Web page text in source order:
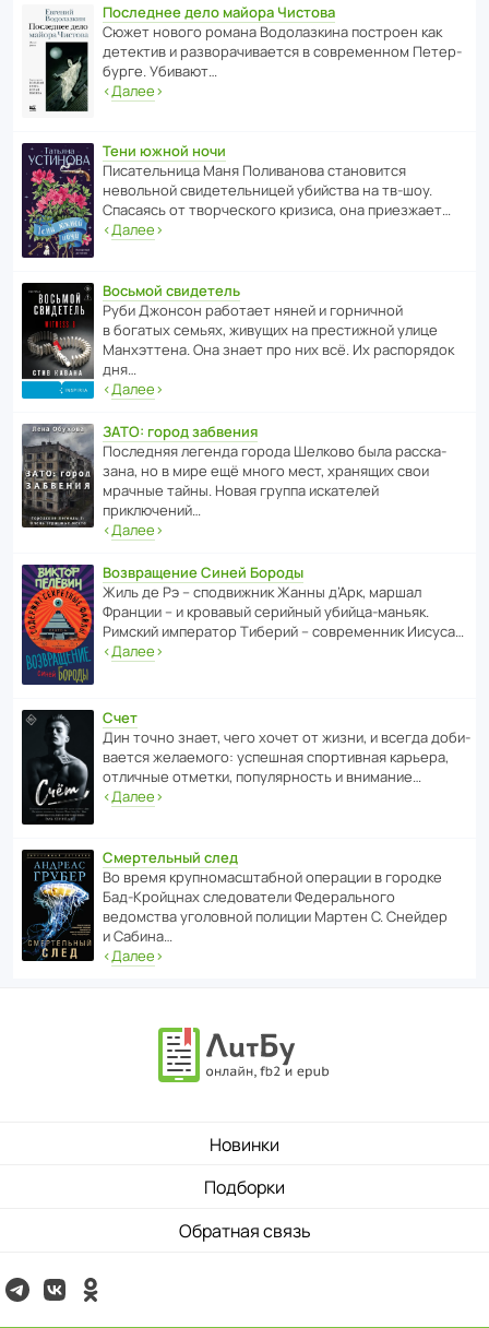
Последнее дело майора Чистова
Сюжет нового романа Водо­ла­з­кина пост­роен как
дете­ктив и разво­ра­чи­ва­ется в совре­менном Пете­р­
бурге. Убивают…
‹Далее›
Тени южной ночи
Писа­тель­ница Маня Поли­ва­нова стано­вится
невольной свиде­тель­ницей убийства на тв-шоу.
Спасаясь от твор­че­с­кого кризиса, она приезжает…
‹Далее›
Восьмой свидетель
Руби Джонсон рабо­тает няней и горни­чной
в богатых семьях, живущих на прес­ти­жной улице
Манх­эт­тена. Она знает про них всё. Их распо­рядок
дня…
‹Далее›
ЗАТО: город забвения
После­дняя легенда города Шелково была расска­
зана, но в мире ещё много мест, хранящих свои
мрачные тайны. Новая группа иска­телей
приключений…
‹Далее›
Возвращение Синей Бороды
Жиль де Рэ – спод­ви­жник Жанны д’Арк, маршал
Франции – и кровавый серийный убийца-маньяк.
Римский импе­ратор Тиберий – совре­менник Иисуса…
‹Далее›
Счет
Дин точно знает, чего хочет от жизни, и всегда доби­
ва­ется жела­е­мого: успе­шная спор­ти­вная карьера,
отли­чные отметки, попу­ля­р­ность и внимание…
‹Далее›
Смертельный след
Во время круп­но­мас­ш­та­бной операции в городке
Бад‑Крой­цнах следо­ва­тели Феде­раль­ного
ведомства уголо­вной полиции Мартен С. Снейдер
и Сабина…
‹Далее›
Новинки
Подборки
Обратная связь